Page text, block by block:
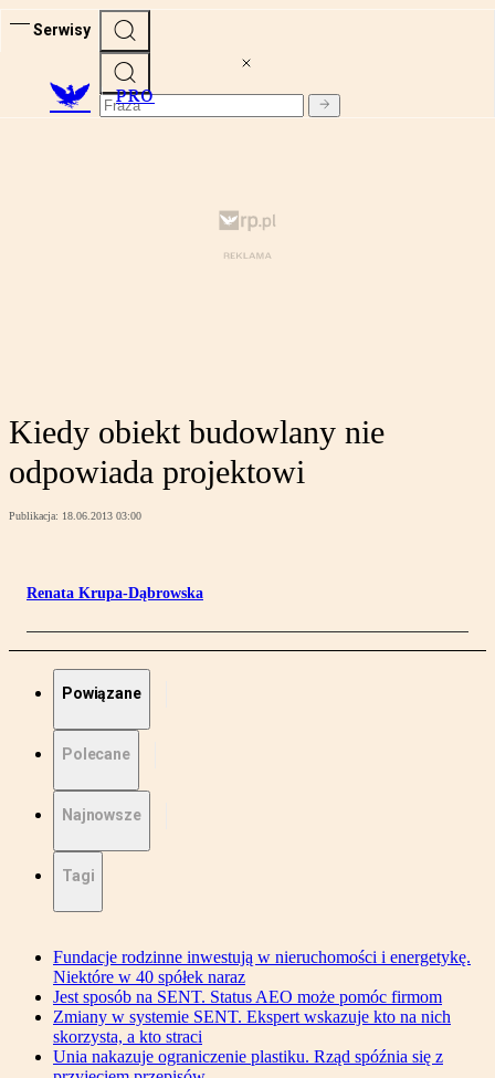
Serwisy
PRO
Kiedy obiekt budowlany nie
odpowiada projektowi
Publikacja: 18.06.2013 03:00
Renata Krupa-Dąbrowska
Powiązane
Polecane
Najnowsze
Tagi
Fundacje rodzinne inwestują w nieruchomości i energetykę.
Niektóre w 40 spółek naraz
Jest sposób na SENT. Status AEO może pomóc firmom
Zmiany w systemie SENT. Ekspert wskazuje kto na nich
skorzysta, a kto straci
Unia nakazuje ograniczenie plastiku. Rząd spóźnia się z